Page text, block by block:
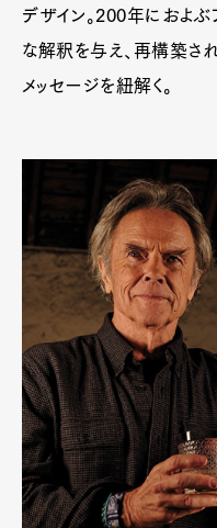
デザイン。200年におよ
な解釈を与え、再構築さ
メッセージを紐解く。